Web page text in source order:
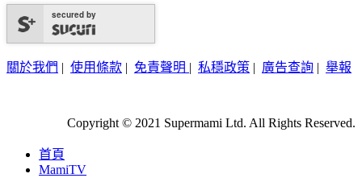
secured by
關於我們 | 使用條款 | 免責聲明 | 私穩政策 | 廣告查詢 | 舉報
Copyright © 2021 Supermami Ltd. All Rights Reserved.
首頁
MamiTV